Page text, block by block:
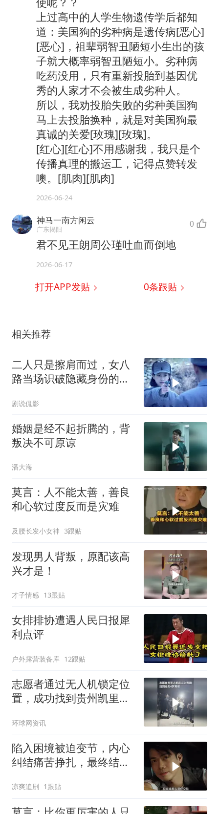
上过高中的人学生物遗传学后都知
道：美国狗的劣种病是遗传病[恶心]
[恶心]，祖辈弱智丑陋短小生出的孩
子就大概率弱智丑陋短小。劣种病
吃药没用，只有重新投胎到基因优
秀的人家才不会被生成劣种人。
所以，我劝投胎失败的劣种美国狗
马上去投胎换种，就是对美国狗最
真诚的关爱[玫瑰][玫瑰]。
[红心][红心]不用感谢我，我只是个
传播真理的搬运工，记得点赞转发
噢。[肌肉][肌肉]
2026-06-24
神马一南方闲云
广东揭阳 0
君不见王朗周公瑾吐血而倒地
2026-06-17
打开APP发贴 0条跟贴
相关推荐
二人只是擦肩而过，女八
路当场识破隐藏身份的叛
剧说侃影
婚姻是经不起折腾的，背
叛决不可原谅
潘大海
莫言：人不能太善，善良
和心软过度反而是灾难
及腰长发小女神 3跟贴
发现男人背叛，原配该高
兴才是！
才子情感 13跟贴
女排排协遭遇人民日报犀
利点评
户外露营装备库 12跟贴
志愿者通过无人机锁定位
置，成功找到贵州凯里走
到时意识清醒，已经送医
检查。（来源：人民日
报）
环球网资讯
陷入困境被迫变节，内心
纠结痛苦挣扎，最终结局
凉爽追剧 1跟贴